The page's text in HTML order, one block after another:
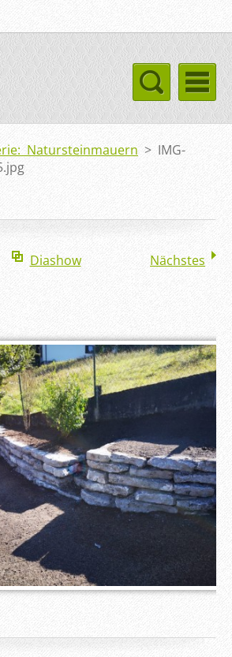
Natursteinmauern > IMG-
Diashow Nächstes